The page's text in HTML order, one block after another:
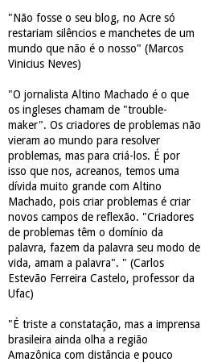
"Não fosse o seu blog, no Acre só
restariam silêncios e manchetes de um
mundo que não é o nosso" (Marcos
Vinicius Neves)
"O jornalista Altino Machado é o que
os ingleses chamam de "trouble-
maker". Os criadores de problemas não
vieram ao mundo para resolver
problemas, mas para criá-los. É por
isso que nos, acreanos, temos uma
dívida muito grande com Altino
Machado, pois criar problemas é criar
novos campos de reflexão. "Criadores
de problemas têm o domínio da
palavra, fazem da palavra seu modo de
vida, amam a palavra". " (Carlos
Estevão Ferreira Castelo, professor da
Ufac)
"É triste a constatação, mas a imprensa
brasileira ainda olha a região
Amazônica com distância e pouco